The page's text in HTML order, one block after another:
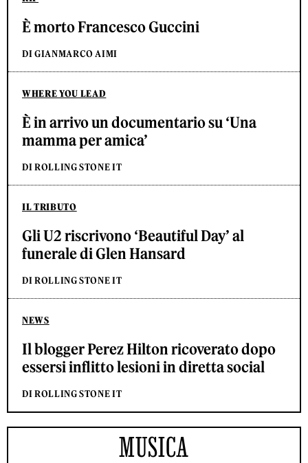
È morto Francesco Guccini
DI GIANMARCO AIMI
WHERE YOU LEAD
È in arrivo un documentario su ‘Una
mamma per amica’
DI ROLLING STONE IT
IL TRIBUTO
Gli U2 riscrivono ‘Beautiful Day’ al
funerale di Glen Hansard
DI ROLLING STONE IT
NEWS
Il blogger Perez Hilton ricoverato dopo
essersi inflitto lesioni in diretta social
DI ROLLING STONE IT
MUSICA